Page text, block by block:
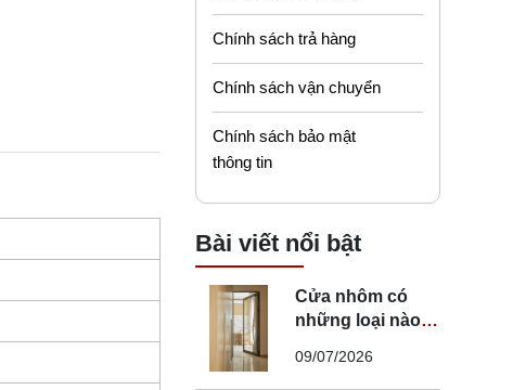
Chính sách trả hàng
Chính sách vận chuyển
Chính sách bảo mật
thông tin
Bài viết nổi bật
Cửa nhôm có
những loại nào?
nhôm phù hợp
09/07/2026